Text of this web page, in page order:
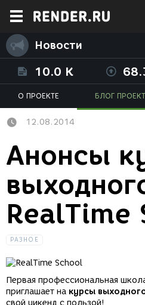
Новости
10.0 K
О ПРОЕКТЕ БЛОГ
12.08.2014
Анонсы
RealTime
РАЗНОЕ
Первая профессиональная
приглашает на курсы